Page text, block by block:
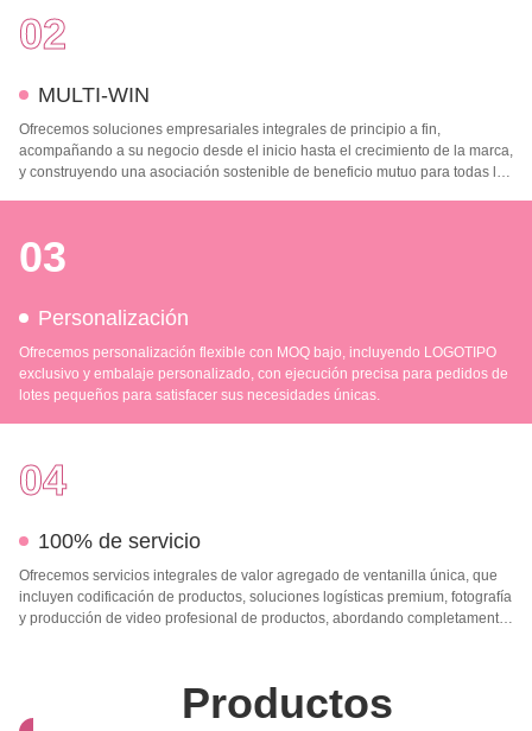
02
MULTI-WIN
Ofrecemos soluciones empresariales integrales de principio a fin,
acompañando a su negocio desde el inicio hasta el crecimiento de la marca,
y construyendo una asociación sostenible de beneficio mutuo para todas las
03
Personalización
Ofrecemos personalización flexible con MOQ bajo, incluyendo LOGOTIPO
exclusivo y embalaje personalizado, con ejecución precisa para pedidos de
lotes pequeños para satisfacer sus necesidades únicas.
04
100% de servicio
Ofrecemos servicios integrales de valor agregado de ventanilla única, que
incluyen codificación de productos, soluciones logísticas premium, fotografía
y producción de video profesional de productos, abordando completamente
Productos